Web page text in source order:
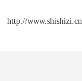
http://www.shishizi.cn